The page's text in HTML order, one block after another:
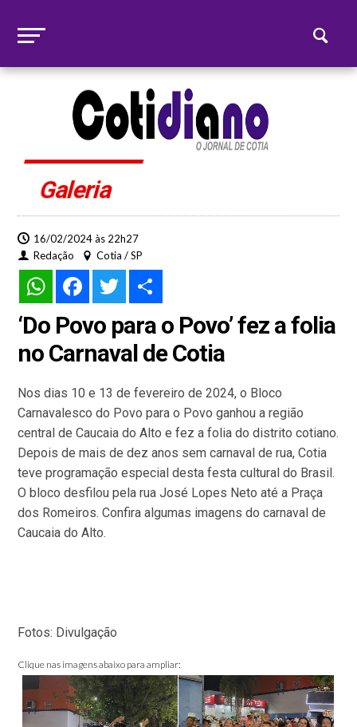
Galeria
16/02/2024 às 22h27
Redação
Cotia / SP
WhatsAppFacebookTwitter
‘Do Povo para o Povo’ fez a folia
no Carnaval de Cotia
Nos dias 10 e 13 de fevereiro de 2024, o Bloco
Carnavalesco do Povo para o Povo ganhou a região
central de Caucaia do Alto e fez a folia do distrito cotiano.
Depois de mais de dez anos sem carnaval de rua, Cotia
teve programação especial desta festa cultural do Brasil.
O bloco desfilou pela rua José Lopes Neto até a Praça
dos Romeiros. Confira algumas imagens do carnaval de
Caucaia do Alto.
Fotos: Divulgação
Clique nas imagens abaixo para ampliar: